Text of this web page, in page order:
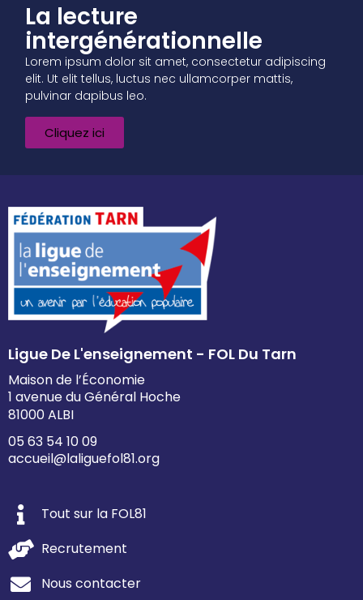
La lecture
intergénérationnelle
Lorem ipsum dolor sit amet, consectetur adipiscing
elit. Ut elit tellus, luctus nec ullamcorper mattis,
pulvinar dapibus leo.
Cliquez ici
Ligue De L'enseignement - FOL Du Tarn
Maison de l’Économie
1 avenue du Général Hoche
81000 ALBI
05 63 54 10 09
accueil@laliguefol81.org
Tout sur la FOL81
Recrutement
Nous contacter